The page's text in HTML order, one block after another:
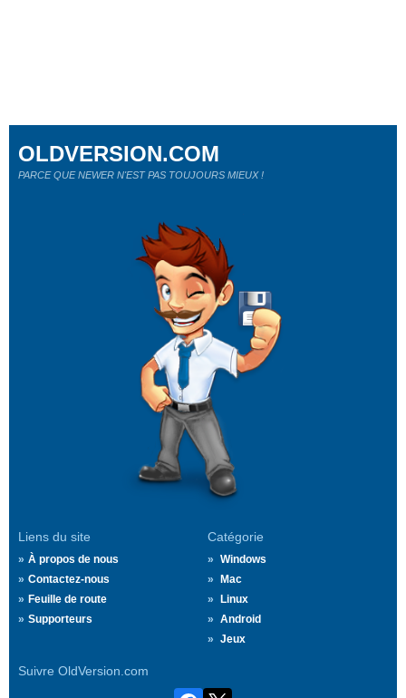
Liens du site
À propos de nous
Contactez-nous
Feuille de route
Supporteurs
Catégorie
Windows
Mac
Linux
Android
Jeux
Suivre OldVersion.com
OLDVERSION.COM
PARCE QUE NEWER N'EST PAS TOUJOURS MIEUX !